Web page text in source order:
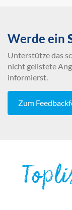
Werde ein
Unterstütze das
nicht gelistete
informierst.
Zum